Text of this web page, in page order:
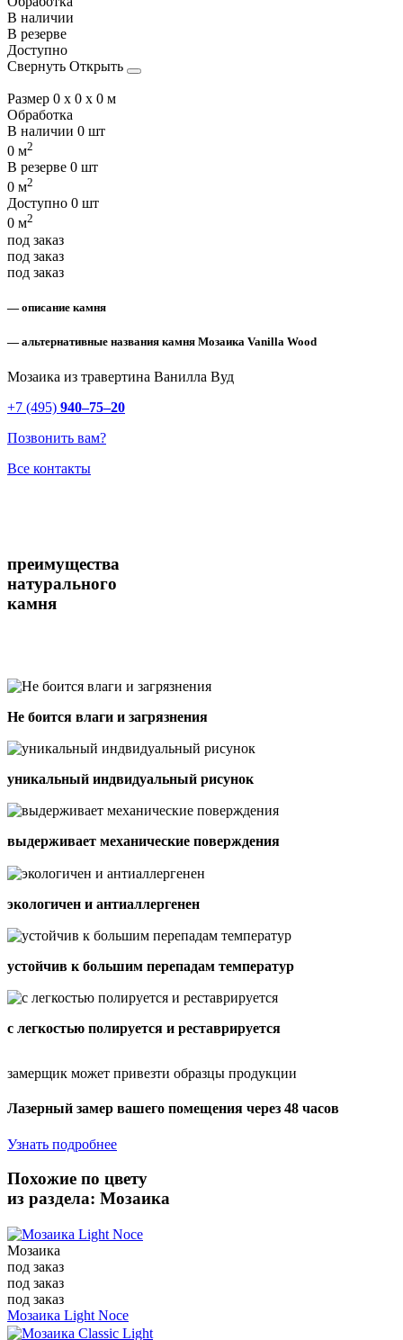
В наличии
В резерве
Доступно
Свернуть Открыть
Размер 0 x 0 x 0 м
Обработка
В наличии 0 шт
0 м2
В резерве 0 шт
0 м2
Доступно 0 шт
0 м2
под заказ
под заказ
под заказ
— описание камня
— альтернативные названия камня Мозаика Vanilla Wood
Мозаика из травертина Ванилла Вуд
+7 (495) 940–75–20
Позвонить вам?
Все контакты
преимущества
натурального
камня
Не боится влаги и загрязнения
уникальный индвидуальный рисунок
выдерживает механические поверждения
экологичен и антиаллергенен
устойчив к большим перепадам температур
с легкостью полируется и реставрируется
замерщик может привезти образцы продукции
Лазерный замер вашего помещения через 48 часов
Узнать подробнее
Похожие по цвету
из раздела: Мозаика
Мозаика
под заказ
под заказ
под заказ
Мозаика Light Noce